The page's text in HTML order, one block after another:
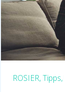
ROSIER,Tipps,